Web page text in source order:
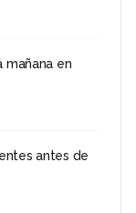
mañana en
antes de